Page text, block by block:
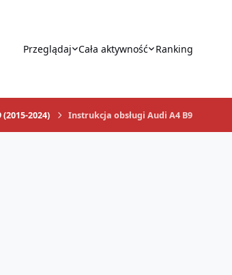
Przeglądaj Cała aktywność Ranking
2024) Instrukcja obsługi Audi A4 B9